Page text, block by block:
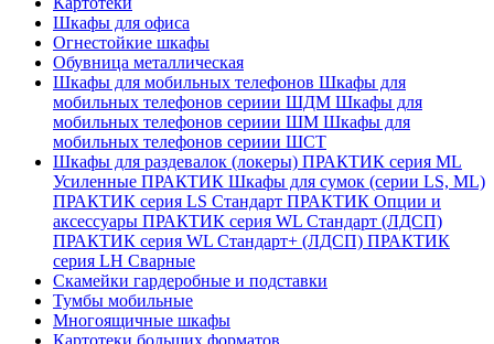
Шкафы для офиса
Огнестойкие шкафы
Обувница металлическая
Шкафы для мобильных телефонов Шкафы для
мобильных телефонов сериии ШДМ Шкафы для
мобильных телефонов сериии ШМ Шкафы для
мобильных телефонов сериии ШСТ
Шкафы для раздевалок (локеры) ПРАКТИК серия ML
Усиленные ПРАКТИК Шкафы для сумок (серии LS, ML)
ПРАКТИК cерия LS Стандарт ПРАКТИК Опции и
аксессуары ПРАКТИК серия WL Стандарт (ЛДСП)
ПРАКТИК серия WL Стандарт+ (ЛДСП) ПРАКТИК
серия LH Сварные
Скамейки гардеробные и подставки
Тумбы мобильные
Многоящичные шкафы
Картотеки больших форматов